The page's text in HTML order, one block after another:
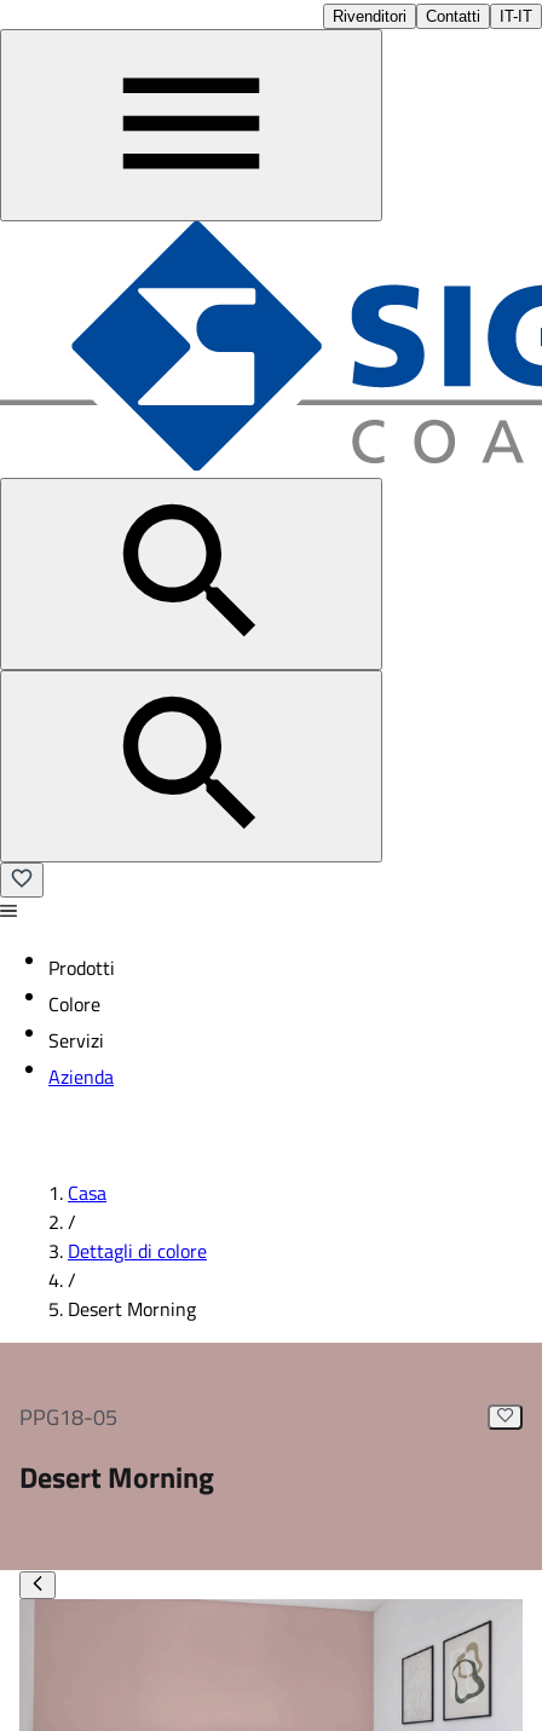
Rivenditori Contatti IT-IT
Prodotti
Colore
Servizi
Azienda
Casa
/
Dettagli di colore
/
Desert Morning
PPG18-05
Desert Morning